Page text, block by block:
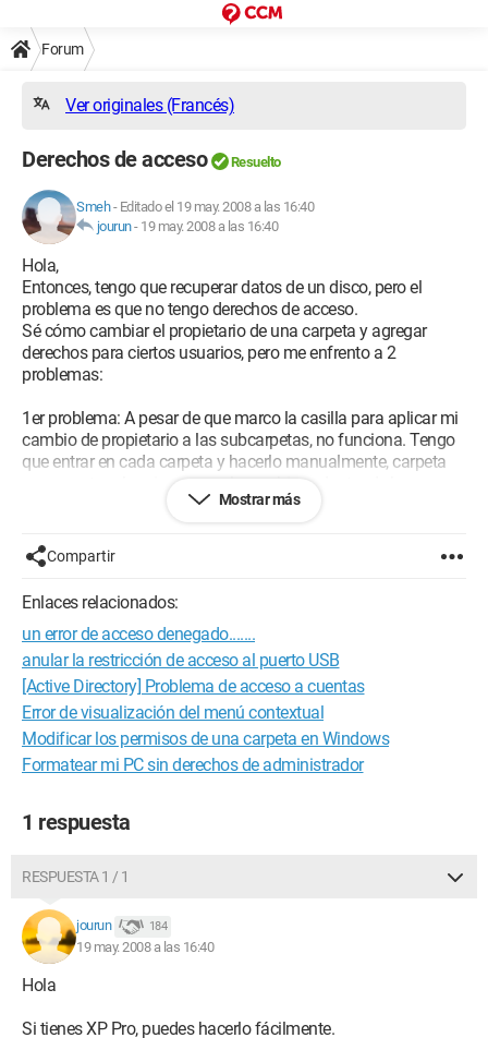
Forum
Ver originales (Francés)
Derechos de acceso Resuelto
Smeh- Editado el 19 may. 2008 a las 16:40
jourun- 19 may. 2008 a las 16:40
Hola,
Entonces, tengo que recuperar datos de un disco, pero el
problema es que no tengo derechos de acceso.
Sé cómo cambiar el propietario de una carpeta y agregar
derechos para ciertos usuarios, pero me enfrento a 2
problemas:
1er problema: A pesar de que marco la casilla para aplicar mi
cambio de propietario a las subcarpetas, no funciona. Tengo
que entrar en cada carpeta y hacerlo manualmente, carpeta
por carpeta, y lo mismo para los archivos dentro de las
carpetas (por ejemplo, .doc, .jpg, .avi, etc.).
2do problema: Cuando transfiera estos datos a otro sistema,
no tendré acceso a los datos y tendré que repetir el proceso...
Quisiera saber si existe una solución milagrosa para cambiar
o eliminar los parámetros de seguridad de estas carpetas, una
solución diferente a propietario / seguridad / cambiar
propietario...
Gracias de antemano.
Configuración: Windows XP Firefox 2.0.0.14
Mostrar más
Compartir
Enlaces relacionados:
un error de acceso denegado.......
anular la restricción de acceso al puerto USB
[Active Directory] Problema de acceso a cuentas
Error de visualización del menú contextual
Modificar los permisos de una carpeta en Windows
Formatear mi PC sin derechos de administrador
1 respuesta
RESPUESTA 1 / 1
jourun 184
19 may. 2008 a las 16:40
Hola
Si tienes XP Pro, puedes hacerlo fácilmente.